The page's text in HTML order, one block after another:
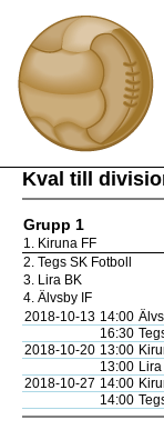
Kval till
Grupp 1
1. Kiruna FF
2. Tegs SK Fotboll
3. Lira BK
4. Älvsby IF
2018-10-13 14:00
16:30
2018-10-20 13:00
13:00
2018-10-27 14:00
14:00